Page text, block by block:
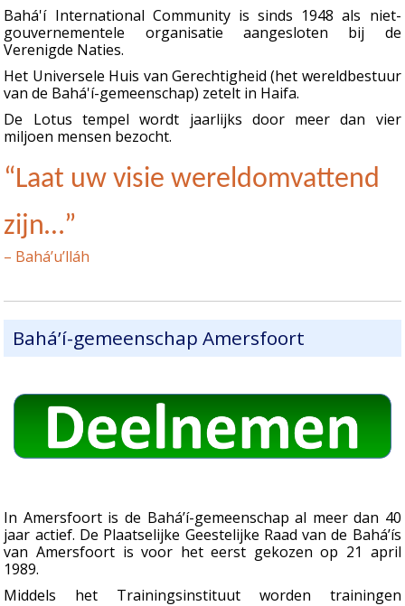
Bahá'í International Community is sinds 1948 als niet-
gouvernementele organisatie aangesloten bij de
Verenigde Naties.
Het Universele Huis van Gerechtigheid (het wereldbestuur
van de Bahá'í-gemeenschap) zetelt in Haifa.
De Lotus tempel wordt jaarlijks door meer dan vier
miljoen mensen bezocht.
“Laat uw visie wereldomvattend
zijn…”
– Bahá’u’lláh
Bahá’í-gemeenschap Amersfoort
In Amersfoort is de Bahá’í-gemeenschap al meer dan 40
jaar actief. De Plaatselijke Geestelijke Raad van de Bahá’ís
van Amersfoort is voor het eerst gekozen op 21 april
1989.
Middels het Trainingsinstituut worden trainingen